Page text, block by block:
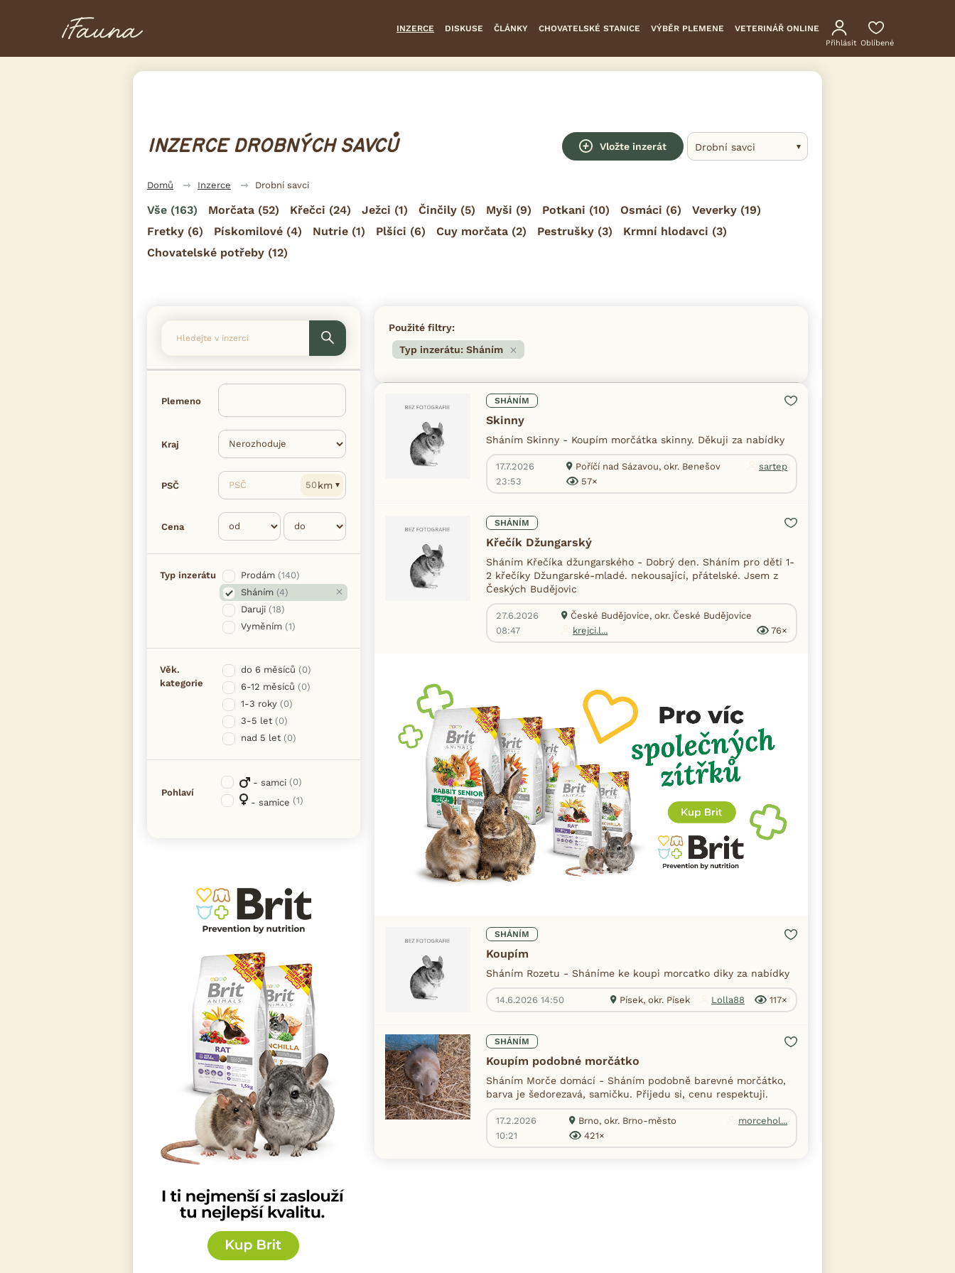
INZERCE DISKUSE ČLÁNKY CHOVATELSKÉ STANICE VÝBĚR PLEMENE VETERINÁŘ ONLINE
Přihlásit Oblíbené
INZERCE DROBNÝCH SAVCŮ Vložte inzerát Drobní savci
Domů Inzerce Drobní savci
Vše (163) Morčata (52) Křečci (24) Ježci (1) Činčily (5) Myši (9) Potkani (10) Osmáci (6) Veverky (19)
Fretky (6) Pískomilové (4) Nutrie (1) Plšíci (6) Cuy morčata (2) Pestrušky (3) Krmní hlodavci (3)
Chovatelské potřeby (12)
Plemeno
Kraj
PSČ PSČ km
Cena
Typ inzerátu Prodám (140)
Sháním (4)
Daruji (18)
Vyměním (1)
Věk.
kategorie
do 6 měsíců (0)
6-12 měsíců (0)
1-3 roky (0)
3-5 let (0)
nad 5 let (0)
Pohlaví
- samci (0)
- samice (1)
Použité filtry:
Typ inzerátu: Sháním
SHÁNÍM
Skinny
Sháním Skinny - Koupím morčátka skinny. Děkuji za nabídky
17.7.2026
23:53
Poříčí nad Sázavou, okr. Benešov
sartep
57×
SHÁNÍM
Křečík Džungarský
Sháním Křečíka džungarského - Dobrý den. Sháním pro děti 1-
2 křečíky Džungarské-mladé. nekousající, přátelské. Jsem z
Českých Budějovic
27.6.2026
08:47
České Budějovice, okr. České Budějovice
krejci.l...
76×
SHÁNÍM
Koupím
Sháním Rozetu - Sháníme ke koupi morcatko diky za nabídky
14.6.2026 14:50 Písek, okr. Písek Lolla88 117×
SHÁNÍM
Koupím podobné morčátko
Sháním Morče domácí - Sháním podobně barevné morčátko,
barva je šedorezavá, samičku. Přijedu si, cenu respektuji.
17.2.2026
10:21
Brno, okr. Brno-město
morcehol...
421×